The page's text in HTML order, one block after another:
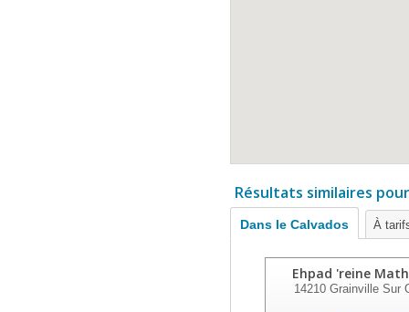
Résultats similaires
Dans le Calvados À
Ehpad 'reine
14210Grainville Sur